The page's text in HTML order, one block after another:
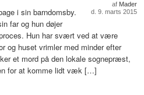
af Mader
d. 9. marts 2015
i sin barndomsby.
far og hun døjer
Hun har svært ved at være
og huset vrimler med minder efter
et mord på den lokale sognepræst,
for at komme lidt væk […]